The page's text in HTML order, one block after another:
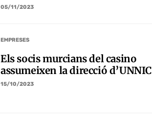
05/11/2023
EMPRESES
Els socis murcians del casino
assumeixen la direcció d’UNNIC
15/10/2023